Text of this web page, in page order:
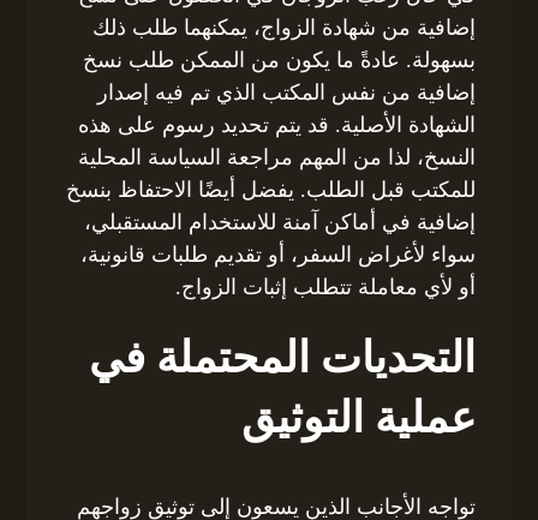
إضافية من شهادة الزواج، يمكنهما طلب ذلك
بسهولة. عادةً ما يكون من الممكن طلب نسخ
إضافية من نفس المكتب الذي تم فيه إصدار
الشهادة الأصلية. قد يتم تحديد رسوم على هذه
النسخ، لذا من المهم مراجعة السياسة المحلية
للمكتب قبل الطلب. يفضل أيضًا الاحتفاظ بنسخ
إضافية في أماكن آمنة للاستخدام المستقبلي،
سواء لأغراض السفر، أو تقديم طلبات قانونية،
أو لأي معاملة تتطلب إثبات الزواج.
التحديات المحتملة في
عملية التوثيق
تواجه الأجانب الذين يسعون إلى توثيق زواجهم